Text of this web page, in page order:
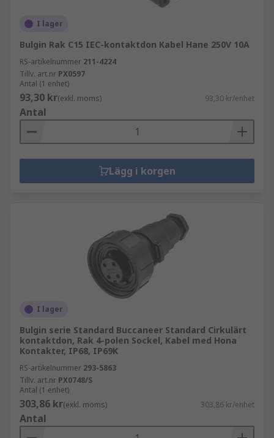
I lager
Bulgin Rak C15 IEC-kontaktdon Kabel Hane 250V 10A
RS-artikelnummer 211-4224
Tillv. art.nr PX0597
Antal (1 enhet)
93,30 kr(exkl. moms) 93,30 kr/enhet
Antal
Lägg i korgen
I lager
Bulgin serie Standard Buccaneer Standard Cirkulärt
kontaktdon, Rak 4-polen Sockel, Kabel med Hona
Kontakter, IP68, IP69K
RS-artikelnummer 293-5863
Tillv. art.nr PX0748/S
Antal (1 enhet)
303,86 kr(exkl. moms) 303,86 kr/enhet
Antal